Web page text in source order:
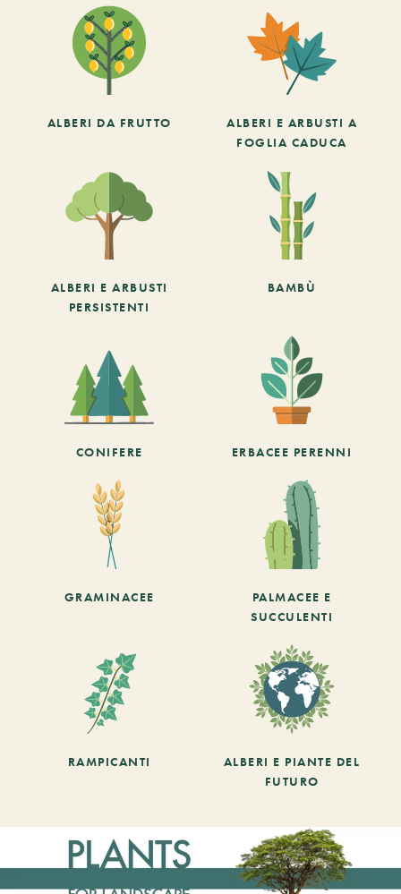
ALBERI DA FRUTTO
ALBERI E ARBUSTI A
FOGLIA CADUCA
ALBERI E ARBUSTI
PERSISTENTI
BAMBÙ
CONIFERE ERBACEE PERENNI
GRAMINACEE
PALMACEE E
SUCCULENTI
RAMPICANTI
ALBERI E PIANTE DEL
FUTURO